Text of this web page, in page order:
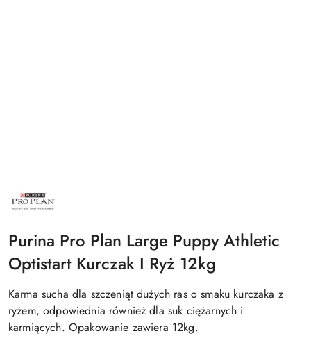
NAZWA
PRODUCENTA:
PURINA
Purina Pro Plan Large Puppy Athletic
Optistart Kurczak I Ryż 12kg
Karma sucha dla szczeniąt dużych ras o smaku kurczaka z
ryżem, odpowiednia również dla suk ciężarnych i
karmiących. Opakowanie zawiera 12kg.